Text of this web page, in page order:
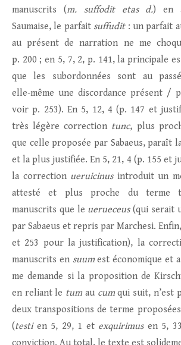
manuscrits (m. suffodit etas d.) en
Saumaise, le parfait suffudit: un parfait
au présent de narration ne me
p. 200 ; en 5, 7, 2, p. 141, la principale
que les subordonnées sont au
elle‑même une discordance présent /
voir p. 253). En 5, 12, 4 (p. 147 et
très légère correction tunc, plus
que celle proposée par Sabaeus, paraît
et la plus justifiée. En 5, 21, 4 (p. 155 et
la correction ueruicinus introduit un
attesté et plus proche du terme
manuscrits que le uerueceus (qui serait
par Sabaeus et repris par Marchesi.
et 253 pour la justification), la
manuscrits en suumest économique et
me demande si la proposition de
en reliant le tumau cumqui suit, n’est
deux transpositions de terme
(testi en 5, 29, 1 et exquirimus en 5,